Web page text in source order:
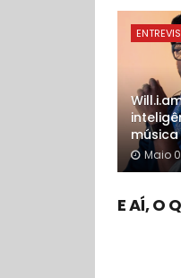
música
Maio
E AÍ, O